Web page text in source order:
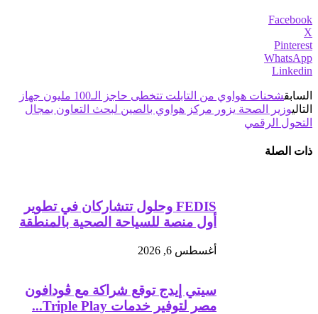
Facebook
X
Pinterest
WhatsApp
Linkedin
السابقشحنات هواوي من التابلت تتخطى حاجز الـ100 مليون جهاز
التاليوزير الصحة يزور مركز هواوي بالصين لبحث التعاون بمجال
التحول الرقمي
ذات الصلة
FEDIS وحلول تتشاركان في تطوير
أول منصة للسياحة الصحية بالمنطقة
أغسطس 6, 2026
سيتي إيدج توقع شراكة مع ڤودافون
مصر لتوفير خدمات Triple Play...